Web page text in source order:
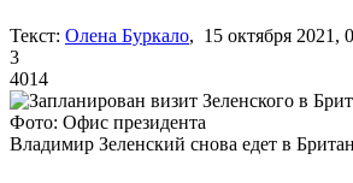
Текст: Олена Буркало, 15 октября 2021,
3
4014
Фото: Офис президента
Владимир Зеленский снова едет в